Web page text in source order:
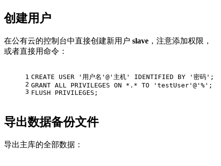
创建用户
在公有云的控制台中直接创建新用户 slave ，注意添加权限，
或者直接用命令：
1
2
3
CREATE USER '用户名'@'主机' IDENTIFIED BY '密码';
GRANT ALL PRIVILEGES ON *.* TO 'testUser'@'%';
FLUSH PRIVILEGES;
导出数据备份文件
导出主库的全部数据：